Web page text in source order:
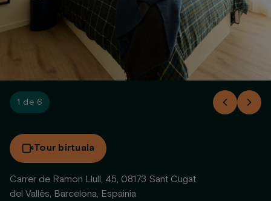
1 de 6
Tour birtuala
Carrer de Ramon Llull, 45, 08173 Sant Cugat
del Vallès, Barcelona, Espainia